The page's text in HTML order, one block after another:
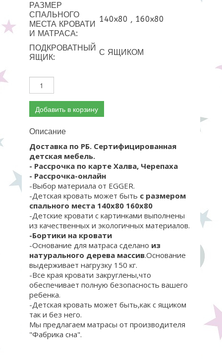
РАЗМЕР
СПАЛЬНОГО
МЕСТА КРОВАТИ
И МАТРАСА:
140x80 , 160x80
ПОДКРОВАТНЫЙ
ЯЩИК:
С ЯЩИКОМ
Добавить в корзину
Описание
Доставка по РБ. Сертифицированная
детская мебель.
- Рассрочка по карте Халва, Черепаха
- Рассрочка-онлайн
-Выбор материала от EGGER.
-Детская кровать может быть с размером
спального места 140х80 160х80
-Детские кровати с картинками выполнены
из качественных и экологичных материалов.
-Бортики на кровати
-Основание для матраса сделано из
натурального дерева массив.Основание
выдерживает нагрузку 150 кг.
-Все края кровати закруглены,что
обеспечивает полную безопасность вашего
ребенка.
-Детская кровать может быть,как с ящиком
так и без него.
Мы предлагаем матрасы от производителя
"Фабрика сна".